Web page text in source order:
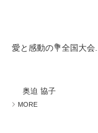
愛と感動の💐全国大会...
奥迫 協子
MORE